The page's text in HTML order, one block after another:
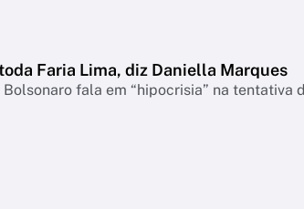
Faria Lima, diz Daniella Marques
fala em “hipocrisia” na tentativa